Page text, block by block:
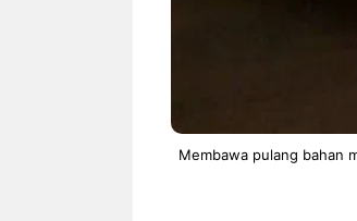
Membawa pulang bahan